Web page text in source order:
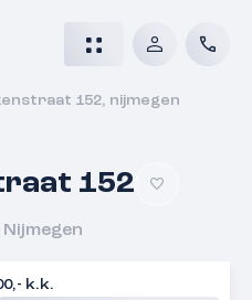
152, nijmegen
152
Nijmegen
k.k.